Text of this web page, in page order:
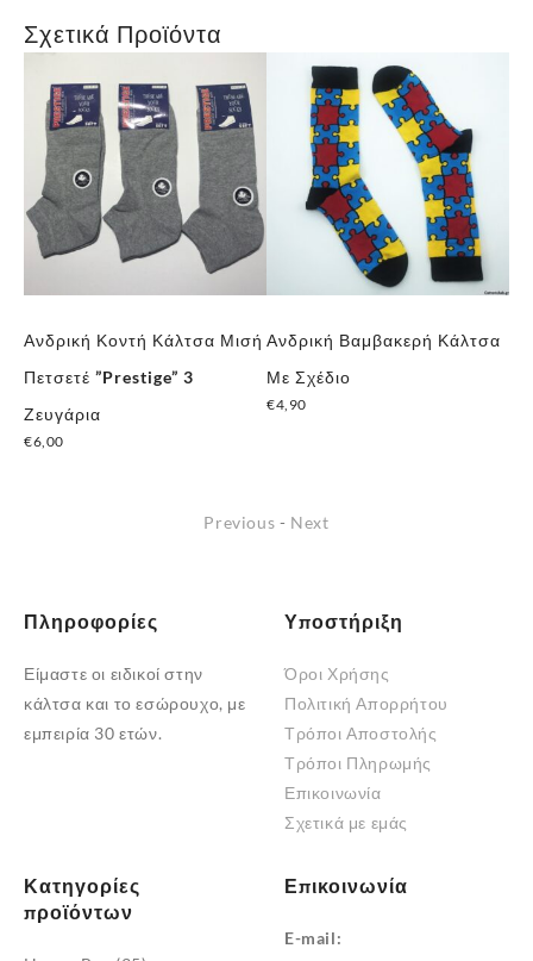
Σχετικά Προϊόντα
Ανδρική Κοντή Κάλτσα Μισή
Πετσετέ ”Prestige” 3
Ζευγάρια
€6,00
Ανδρική Βαμβακερή Κάλτσα
Με Σχέδιο
€4,90
Previous - Next
Πληροφορίες
Είμαστε οι ειδικοί στην
κάλτσα και το εσώρουχο, με
εμπειρία 30 ετών.
Υποστήριξη
Όροι Χρήσης
Πολιτική Απορρήτου
Τρόποι Αποστολής
Τρόποι Πληρωμής
Επικοινωνία
Σχετικά με εμάς
Κατηγορίες
προϊόντων
Επικοινωνία
E-mail: